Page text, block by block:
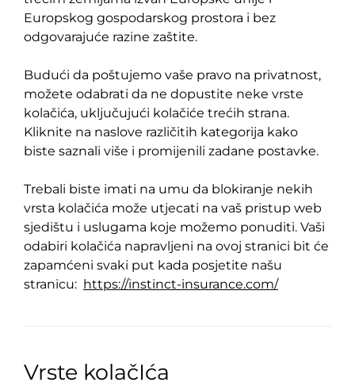
Europskog gospodarskog prostora i bez
odgovarajuće razine zaštite.
Budući da poštujemo vaše pravo na privatnost,
možete odabrati da ne dopustite neke vrste
kolačića, uključujući kolačiće trećih strana.
Kliknite na naslove različitih kategorija kako
biste saznali više i promijenili zadane postavke.
Trebali biste imati na umu da blokiranje nekih
vrsta kolačića može utjecati na vaš pristup web
sjedištu i uslugama koje možemo ponuditi. Vaši
odabiri kolačića napravljeni na ovoj stranici bit će
zapamćeni svaki put kada posjetite našu
stranicu: https://instinct-insurance.com/
Vrste kolačIća